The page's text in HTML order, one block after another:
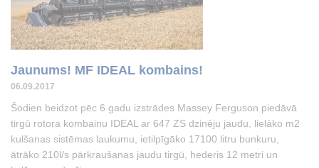
Jaunums! MF IDEAL kombains!
06.09.2017
Šodien beidzot pēc 6 gadu izstrādes Massey Ferguson piedāvā
tirgū rotora kombainu IDEAL ar 647 ZS dzinēju jaudu, lielāko m2
kulšanas sistēmas laukumu, ietilpīgāko 17100 litru bunkuru,
ātrāko 210l/s pārkraušanas jaudu tirgū, hederis 12 metri un